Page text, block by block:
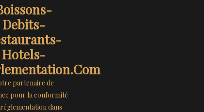
Debits-
Hotels-
partenaire de
pour la conformité
dans